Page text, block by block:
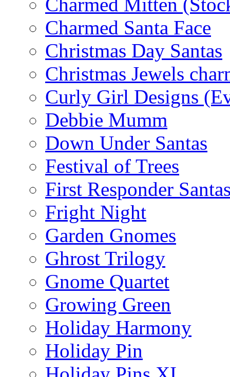
Charmed Mitten
Charmed Santa Face
Christmas Day Santas
Christmas Jewels
Curly Girl Designs
Debbie Mumm
Down Under Santas
Festival of Trees
First Responder
Fright Night
Garden Gnomes
Ghrost Trilogy
Gnome Quartet
Growing Green
Holiday Harmony
Holiday Pin